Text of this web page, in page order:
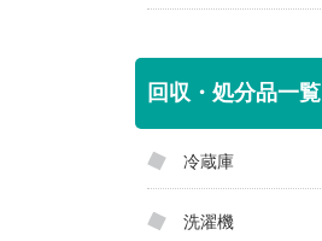
回収・処分品一覧
冷蔵庫
洗濯機